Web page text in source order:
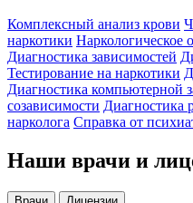
Комплексный анализ крови
наркотики Наркологическое
Диагностика зависимостей
Тестирование на наркотики
Диагностика компьютерной
созависимости Диагностика
нарколога Справка от
Наши врачи и